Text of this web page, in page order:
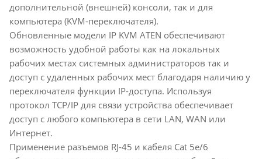
дополнительной (внешней) консоли, так и для
компьютера (KVM-переключателя).
Обновленные модели IP KVM ATEN обеспечивают
возможность удобной работы как на локальных
рабочих местах системных администраторов так и
доступ с удаленных рабочих мест благодаря наличию у
переключателя функции IP-доступа. Используя
протокол TCP/IP для связи устройства обеспечивает
доступ с любого компьютера в сети LAN, WAN или
Интернет.
Применение разъемов RJ-45 и кабеля Cat 5e/6